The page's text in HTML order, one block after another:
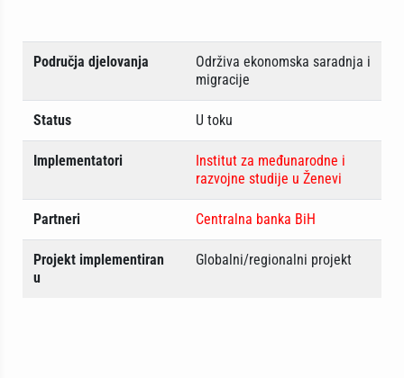
Područja djelovanja
Održiva ekonomska saradnja i
migracije
Status U toku
Implementatori
Institut za međunarodne i
razvojne studije u Ženevi
Partneri Centralna banka BiH
Projekt implementiran
u
Globalni/regionalni projekt